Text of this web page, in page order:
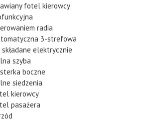
fotel kierowcy
radia
3-strefowa
elektrycznie
szyba
boczne
siedzenia
kierowcy
pasażera